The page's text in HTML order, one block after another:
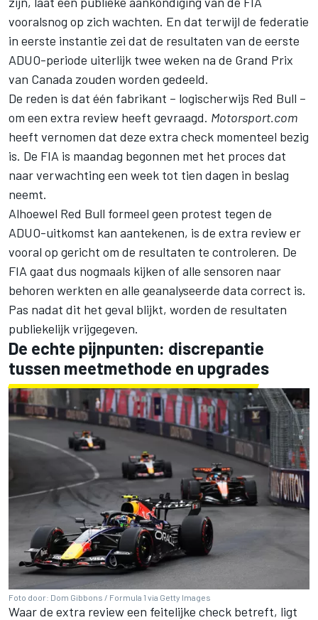
vooralsnog op zich wachten. En dat terwijl de federatie
in eerste instantie zei dat de resultaten van de eerste
ADUO-periode uiterlijk twee weken na de Grand Prix
van Canada zouden worden gedeeld.
De reden is dat één fabrikant – logischerwijs Red Bull –
om een extra review heeft gevraagd. Motorsport.com
heeft vernomen dat deze extra check momenteel bezig
is. De FIA is maandag begonnen met het proces dat
naar verwachting een week tot tien dagen in beslag
neemt.
Alhoewel Red Bull formeel geen protest tegen de
ADUO-uitkomst kan aantekenen, is de extra review er
vooral op gericht om de resultaten te controleren. De
FIA gaat dus nogmaals kijken of alle sensoren naar
behoren werkten en alle geanalyseerde data correct is.
Pas nadat dit het geval blijkt, worden de resultaten
publiekelijk vrijgegeven.
De echte pijnpunten: discrepantie
tussen meetmethode en upgrades
Foto door: Dom Gibbons / Formula 1 via Getty Images
Waar de extra review een feitelijke check betreft, ligt